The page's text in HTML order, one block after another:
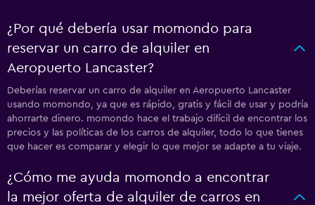
¿Por qué debería usar momondo para
reservar un carro de alquiler en
Aeropuerto Lancaster?
Deberías reservar un carro de alquiler en Aeropuerto Lancaster
usando momondo, ya que es rápido, gratis y fácil de usar y podría
ahorrarte dinero. momondo hace el trabajo difícil de encontrar los
precios y las políticas de los carros de alquiler, todo lo que tienes
que hacer es comparar y elegir lo que mejor se adapte a tu viaje.
¿Cómo me ayuda momondo a encontrar
la mejor oferta de alquiler de carros en